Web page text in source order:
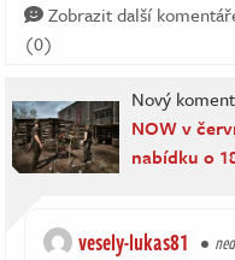
Zobrazit další
(0)
Nový
NOW v
nabídku o
vesely-lukas81